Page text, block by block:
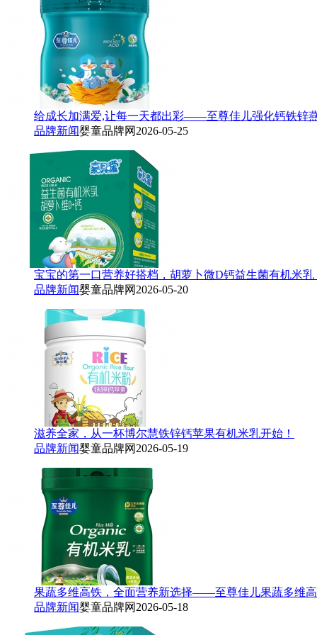
给成长加满爱,让每一天都出彩——至尊佳儿强化钙铁锌
品牌新闻婴童品牌网 2026-05-25
宝宝的第一口营养好搭档，胡萝卜微D钙益生菌有机米乳
品牌新闻婴童品牌网 2026-05-20
滋养全家，从一杯博尔慧铁锌钙苹果有机米乳开始！
品牌新闻婴童品牌网 2026-05-19
果蔬多维高铁，全面营养新选择——至尊佳儿果蔬多维
品牌新闻婴童品牌网 2026-05-18